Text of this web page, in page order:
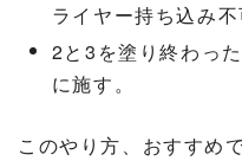
ライヤー持ち込み不
2と3を塗り終わっ
に施す。
このやり方、おすすめ